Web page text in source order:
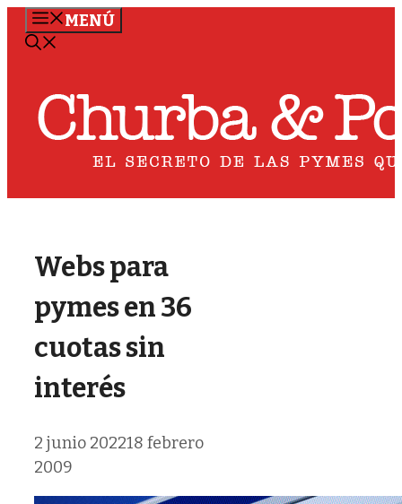
Saltar
MENÚ
Webs para
pymes en 36
cuotas sin
interés
2 junio 202218 febrero
2009